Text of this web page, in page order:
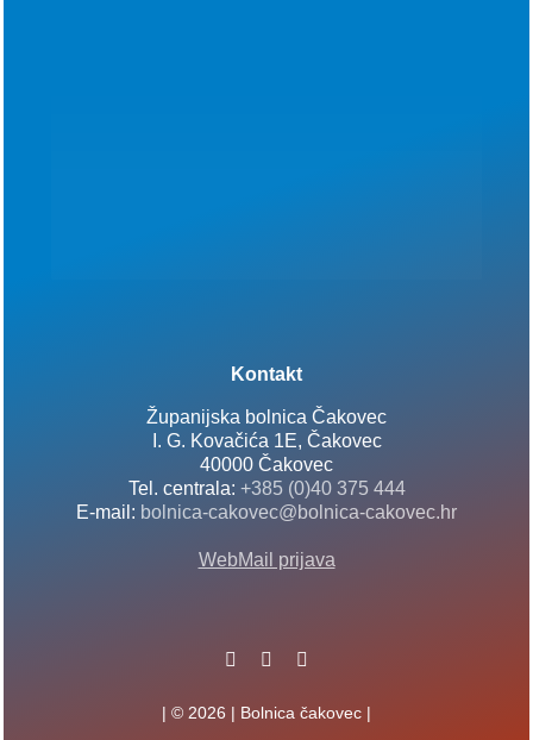
Kontakt
Županijska bolnica Čakovec
I. G. Kovačića 1E, Čakovec
40000 Čakovec
Tel. centrala: +385 (0)40 375 444
E-mail: bolnica-cakovec@bolnica-cakovec.hr
WebMail prijava
| © 2026 | Bolnica čakovec |